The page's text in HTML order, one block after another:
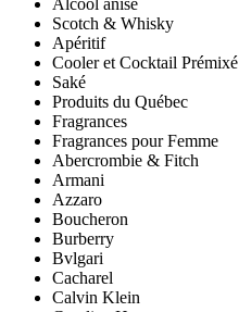
Alcool anisé
Scotch & Whisky
Apéritif
Cooler et Cocktail Prémixé
Saké
Produits du Québec
Fragrances
Fragrances pour Femme
Abercrombie & Fitch
Armani
Azzaro
Boucheron
Burberry
Bvlgari
Cacharel
Calvin Klein